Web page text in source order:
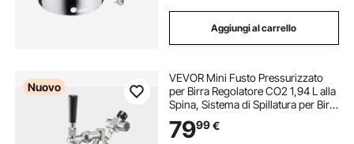
Aggiungi al carrello
Nuovo
VEVOR Mini Fusto Pressurizzato
per Birra Regolatore CO2 1,94 L alla
Spina, Sistema di Spillatura per Birra
in Acciaio Inox 304 Rubinetto a
Chiusura Automatica per
7999€